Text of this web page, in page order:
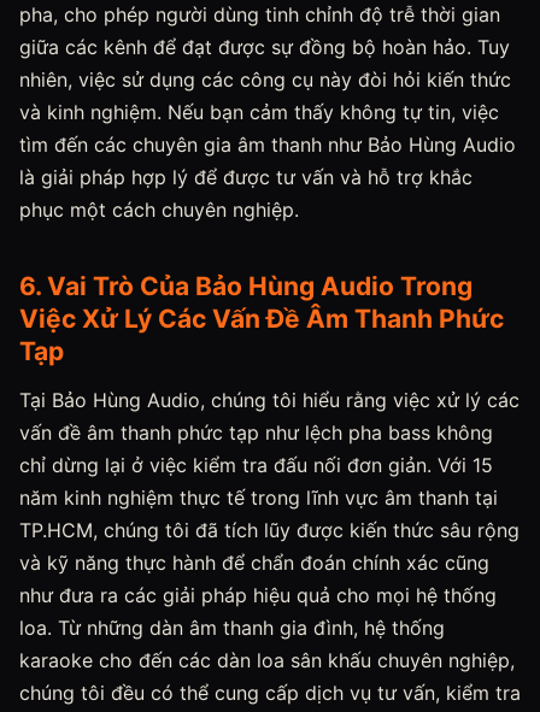
pha, cho phép người dùng tinh chỉnh độ trễ thời gian
giữa các kênh để đạt được sự đồng bộ hoàn hảo. Tuy
nhiên, việc sử dụng các công cụ này đòi hỏi kiến thức
và kinh nghiệm. Nếu bạn cảm thấy không tự tin, việc
tìm đến các chuyên gia âm thanh như Bảo Hùng Audio
là giải pháp hợp lý để được tư vấn và hỗ trợ khắc
phục một cách chuyên nghiệp.
6. Vai Trò Của Bảo Hùng Audio Trong
Việc Xử Lý Các Vấn Đề Âm Thanh Phức
Tạp
Tại Bảo Hùng Audio, chúng tôi hiểu rằng việc xử lý các
vấn đề âm thanh phức tạp như lệch pha bass không
chỉ dừng lại ở việc kiểm tra đấu nối đơn giản. Với 15
năm kinh nghiệm thực tế trong lĩnh vực âm thanh tại
TP.HCM, chúng tôi đã tích lũy được kiến thức sâu rộng
và kỹ năng thực hành để chẩn đoán chính xác cũng
như đưa ra các giải pháp hiệu quả cho mọi hệ thống
loa. Từ những dàn âm thanh gia đình, hệ thống
karaoke cho đến các dàn loa sân khấu chuyên nghiệp,
chúng tôi đều có thể cung cấp dịch vụ tư vấn, kiểm tra